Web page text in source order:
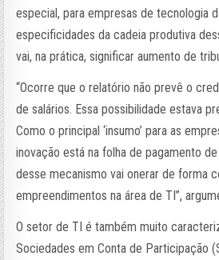
especial, para empresas de tecnologia
especificidades da cadeia produtiva
vai, na prática, significar aumento de
“Ocorre que o relatório não prevê o
de salários. Essa possibilidade estava
Como o principal ‘insumo’ para as
inovação está na folha de pagamento
desse mecanismo vai onerar de forma
empreendimentos na área de TI”,
O setor de TI é também muito
Sociedades em Conta de Participação